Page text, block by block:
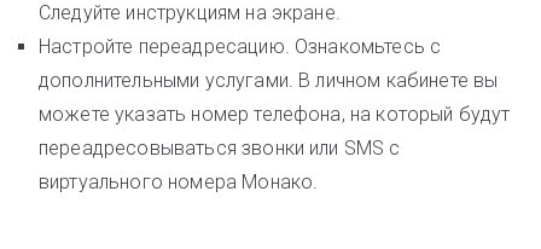
Следуйте инструкциям на экране.
Настройте переадресацию. Ознакомьтесь с
дополнительными услугами. В личном кабинете вы
можете указать номер телефона, на который будут
переадресовываться звонки или SMS с
виртуального номера Монако.